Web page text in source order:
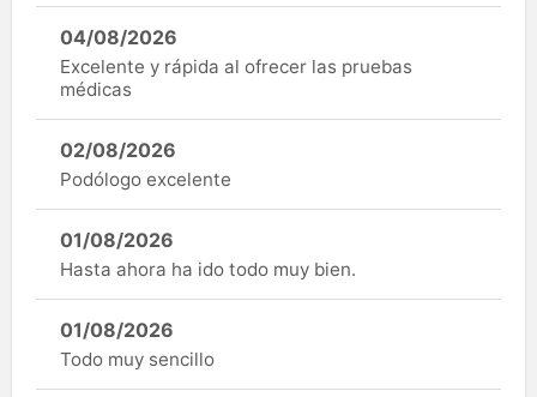
04/08/2026
Excelente y rápida al ofrecer las pruebas
médicas
02/08/2026
Podólogo excelente
01/08/2026
Hasta ahora ha ido todo muy bien.
01/08/2026
Todo muy sencillo